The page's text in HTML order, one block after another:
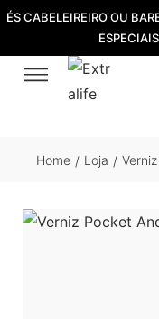
ÉS CABELEIREIRO OU
Home / Loja /